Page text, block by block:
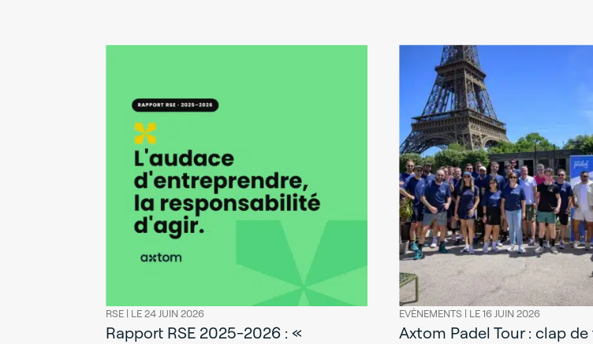
RSE | LE 24 JUIN 2026
Rapport RSE 2025-2026 : «
EVÈNEMENTS | LE 16 JUIN 2026
Axtom Padel Tour : clap